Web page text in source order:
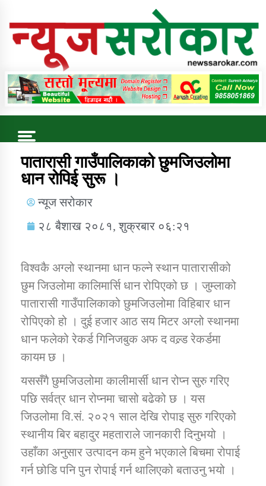
Online News Portal
Trending Now
कुषि बिकास कार्यालय जुम्ला सुचना सन्देश
डिभिजन कार्यालय जुम्लाको सुचना सन्देश
सामाजिक बिकास कार्यालय जुम्लाकाे सुचना
पातारासी गाउँपालिकाको छुमजिउलोमा
धान रोपिई सुरू ।
न्यूज सरोकार
२८ बैशाख २०८१, शुक्रबार ०६:२१
विश्वकै अग्लो स्थानमा धान फल्ने स्थान पातारासीको
छुम जिउलोमा कालिमार्सि धान रोपिएको छ । जुम्लाको
पातारासी गाउँपालिकाको छुमजिउलोमा विहिबार धान
रोपिएको हो । दुई हजार आठ सय मिटर अग्लो स्थानमा
धान फलेको रेकर्ड गिनिजबुक अफ द वल्र्ड रेकर्डमा
कायम छ ।
यससँगै छुमजिउलोमा कालीमार्सी धान रोप्न सुरु गरिए
पछि सर्वत्र धान रोप्नमा चासो बढेको छ । यस
जिउलोमा वि.सं. २०२१ साल देखि रोपाइ सुरु गरिएको
स्थानीय बिर बहादुर महताराले जानकारी दिनुभयो ।
उहाँका अनुसार उत्पादन कम हुने भएकाले बिचमा रोपाई
गर्न छोडि पनि पुन रोपाई गर्न थालिएको बताउनु भयो ।